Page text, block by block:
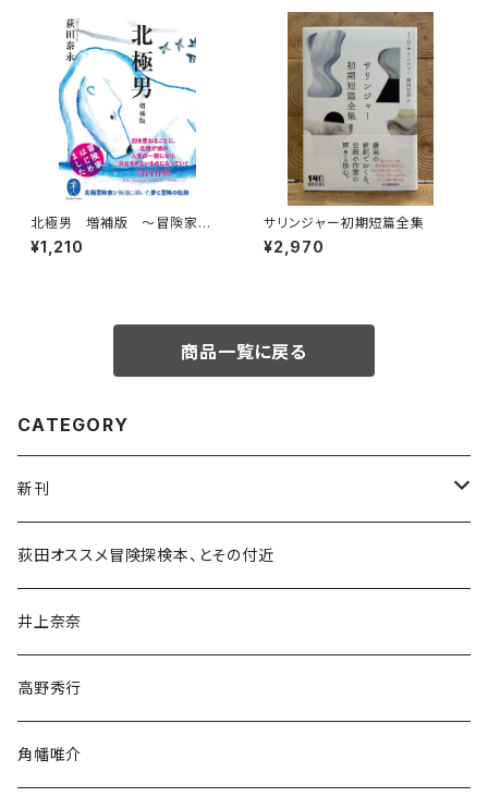
北極男 増補版 〜冒険家はじ
めました〜
¥1,210
サリンジャー初期短篇全集
¥2,970
商品一覧に戻る
CATEGORY
新刊
和書
文学・小説・物語
随筆・ノンフィクション・その他
荻田オススメ冒険探検本、とその付近
井上奈奈
高野秀行
角幡唯介